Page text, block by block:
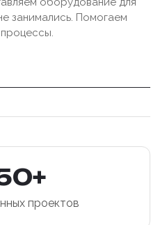
занимались. Помогаем
проектов